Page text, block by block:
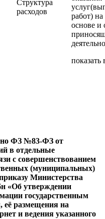
Структура
расходов
работ)
основе и
показать
ФЗ №83-ФЗ от
в отдельные
с совершенствованием
(муниципальных)
Министерства
«Об утверждении
государственным
размещения на
и ведения указанного